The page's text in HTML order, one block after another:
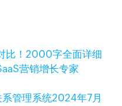
比！2000字全面详细
营销增长专家
管理系统2024年7月